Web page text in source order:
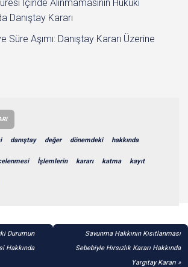
İçinde Alınmamasının Hukuki
Danıştay Kararı
Süre Aşımı: Danıştay Kararı Üzerine
danıştay değer dönemdeki hakkında
İşlemlerin kararı katma kayıt
Durumun
Hakkında
Savunma Hakkının Kısıtlanması
Sebebiyle Hırsızlık Kararı Hakkında
Yargıtay Kararı